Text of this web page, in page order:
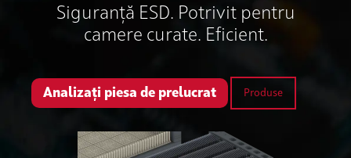
Siguranță ESD. Potrivit pentru
camere curate. Eficient.
Analizați piesa de prelucrat Produse